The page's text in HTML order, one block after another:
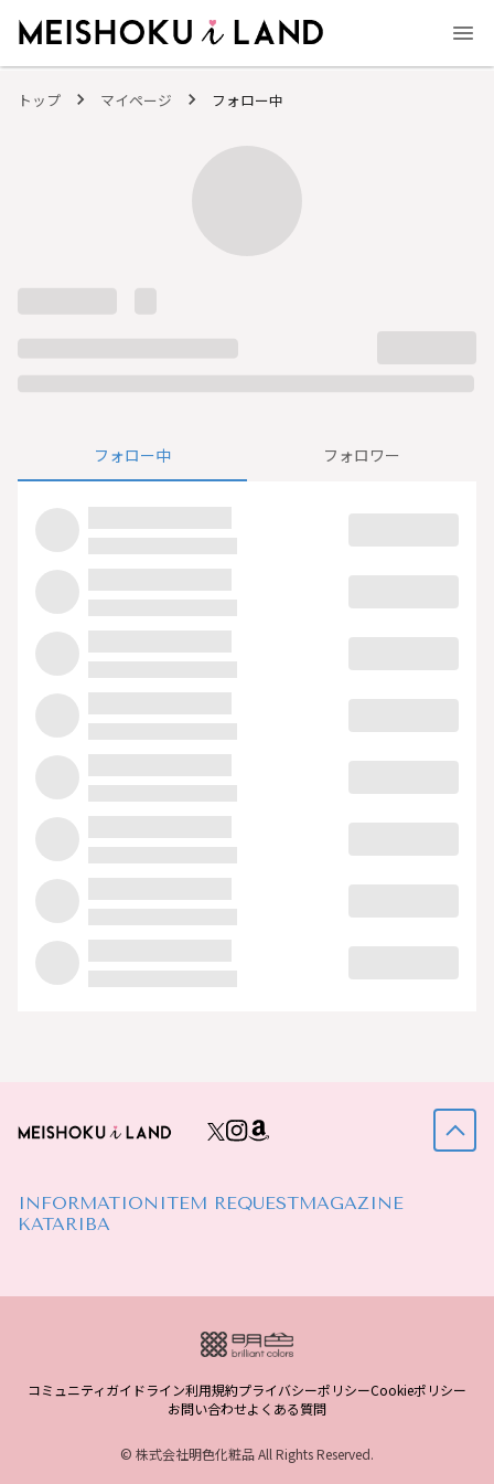
トップ マイページ フォロー中
フォロー中 フォロワー
INFORMATION ITEM REQUESTMAGAZINE
KATARIBA
コミュニティガイドライン利用規約プライバシーポリシーCookieポリシー
お問い合わせよくある質問
© 株式会社明色化粧品 All Rights Reserved.